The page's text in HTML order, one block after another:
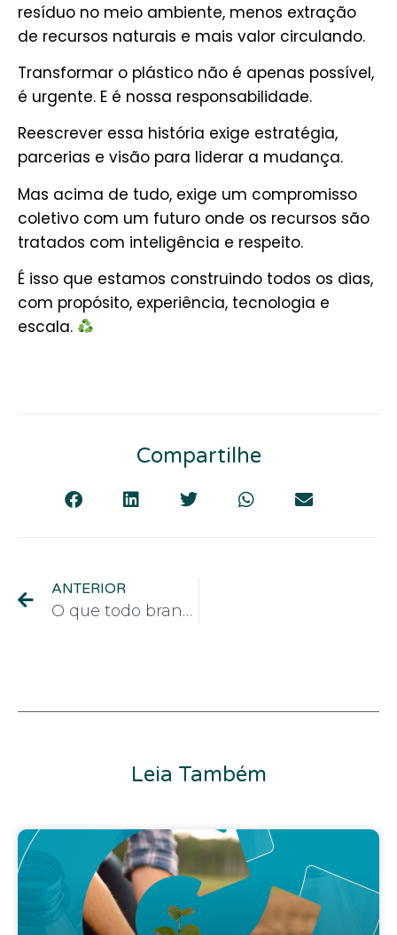
resíduo no meio ambiente, menos extração
de recursos naturais e mais valor circulando.
Transformar o plástico não é apenas possível,
é urgente. E é nossa responsabilidade.
Reescrever essa história exige estratégia,
parcerias e visão para liderar a mudança.
Mas acima de tudo, exige um compromisso
coletivo com um futuro onde os recursos são
tratados com inteligência e respeito.
É isso que estamos construindo todos os dias,
com propósito, experiência, tecnologia e
escala.
Compartilhe
ANTERIOR
O que todo brand owner precisa saber sobre plástico PET reciclado
Leia Também